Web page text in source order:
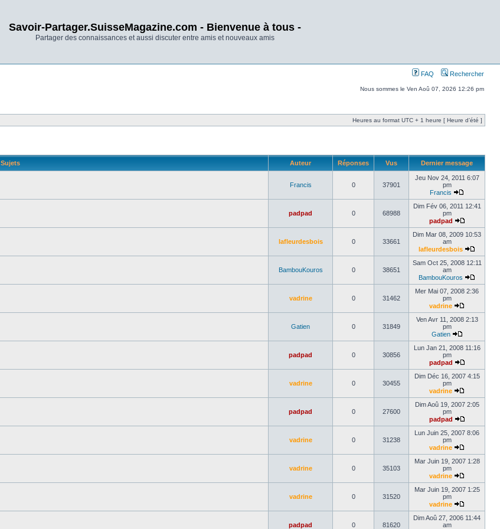
Savoir-Partager.SuisseMagazine.com - Bienvenue à tous -
Partager des connaissances et aussi discuter entre amis et nouveaux amis
FAQ Rechercher
Nous sommes le Ven Aoû 07, 2026 12:26 pm
Heures au format UTC + 1 heure [ Heure d’été ]
Sujets Auteur Réponses Vus Dernier message
Francis 0 37901
Jeu Nov 24, 2011 6:07
pm
Francis
padpad 0 68988
Dim Fév 06, 2011 12:41
pm
padpad
lafleurdesbois 0 33661
Dim Mar 08, 2009 10:53
am
lafleurdesbois
BambouKouros 0 38651
Sam Oct 25, 2008 12:11
am
BambouKouros
vadrine 0 31462
Mer Mai 07, 2008 2:36
pm
vadrine
Gatien 0 31849
Ven Avr 11, 2008 2:13
pm
Gatien
padpad 0 30856
Lun Jan 21, 2008 11:16
pm
padpad
vadrine 0 30455
Dim Déc 16, 2007 4:15
pm
vadrine
padpad 0 27600
Dim Aoû 19, 2007 2:05
pm
padpad
vadrine 0 31238
Lun Juin 25, 2007 8:06
pm
vadrine
vadrine 0 35103
Mar Juin 19, 2007 1:28
pm
vadrine
vadrine 0 31520
Mar Juin 19, 2007 1:25
pm
vadrine
padpad 0 81620
Dim Aoû 27, 2006 11:44
am